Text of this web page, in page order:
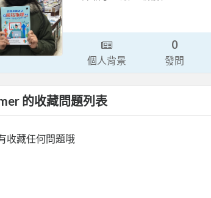
個人背景
0
發問
的收藏問題列表
收藏任何問題哦